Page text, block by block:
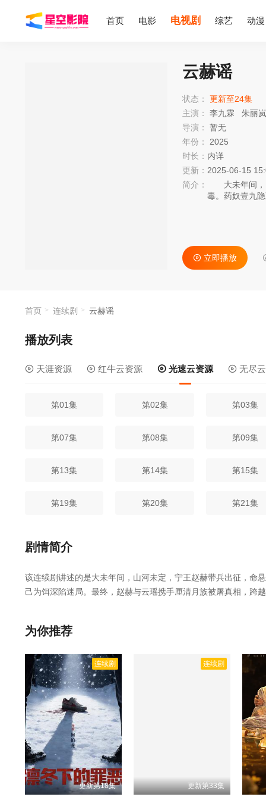
首页 电影 电视剧 综艺 动漫
云赫谣
状态：
更新至24集
主演：
李九霖
朱丽岚
导演：
暂无
年份：
2025
时长： 内详
更新： 2025-06-15
简介：
大未年间，
毒。药奴壹九
立即播放
首页 连续剧 云赫谣
播放列表
天涯资源 红牛云资源 光速云资源 无尽
第01集 第02集 第03集
第07集 第08集 第09集
第13集 第14集 第15集
第19集 第20集 第21集
剧情简介
该连续剧讲述的是大未年间，山河未定，宁王赵赫带兵出征，命
己为饵深陷迷局。最终，赵赫与云瑶携手厘清月族被屠真相，跨
为你推荐
连续剧
更新第18集
连续剧
更新第33集